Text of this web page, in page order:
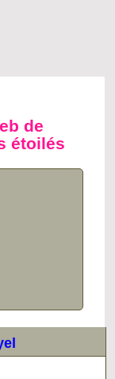
de
étoilés